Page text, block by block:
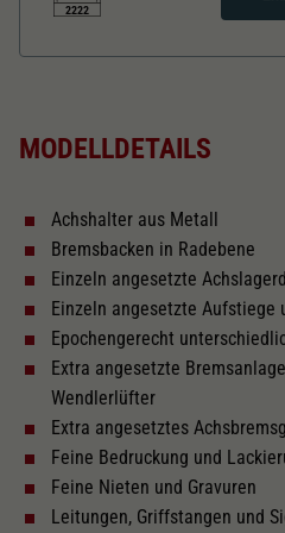
2222
Inneneinrichtung
Innenbeleuchtung
Kurzkupplungskinematik
Tauschsatz für Wechselstrom
2222
Wechselstromschleifer
nachrüstbar
MODELLDETAILS
Achshalter aus Metall
Bremsbacken in Radebene
Einzeln angesetzte
Einzeln angesetzte Aufstiege
Epochengerecht
Extra angesetzte
Wendlerlüfter
Extra angesetztes
Feine Bedruckung und
Feine Nieten und Gravuren
Leitungen, Griffstangen und
Zweck
Einstellungen.
generierte ID, für